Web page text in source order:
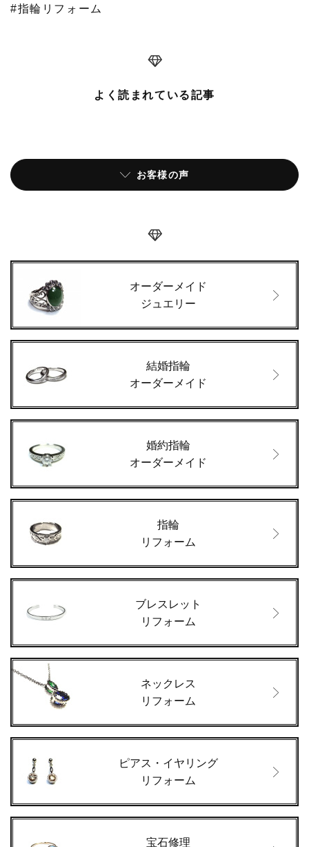
#指輪リフォーム
よく読まれている記事
お客様の声
オーダーメイド
ジュエリー
結婚指輪
オーダーメイド
婚約指輪
オーダーメイド
指輪
リフォーム
ブレスレット
リフォーム
ネックレス
リフォーム
ピアス・イヤリング
リフォーム
宝石修理